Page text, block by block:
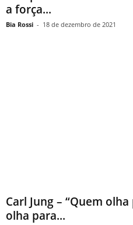
a força...
Bia Rossi - 18 de dezembro de 2021
Carl Jung – “Quem
olha para...